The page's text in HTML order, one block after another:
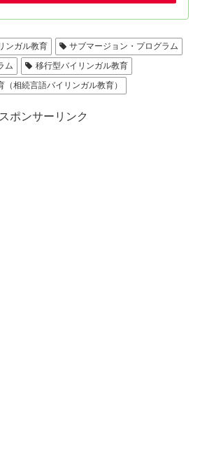
ンガル教育
サブマージョン・プログラム
ム
移行型バイリンガル教育
相続言語バイリンガル教育）
スポンサーリンク